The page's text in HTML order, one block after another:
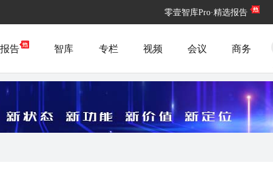
零壹智库Pro·精选报告
报告 智库 专栏 视频 会议 商务